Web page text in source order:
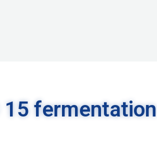
fermentation